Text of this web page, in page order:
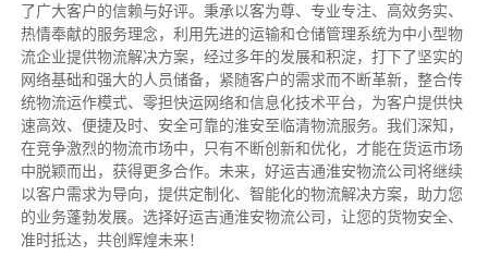
了广大客户的信赖与好评。 秉承以客为尊、专业专注、高效务实、
热情奉献的服务理念，利用先进的运输和仓储管理系统为中小型物
流企业提供物流解决方案，经过多年的发展和积淀，打下了坚实的
网络基础和强大的人员储备，紧随客户的需求而不断革新，整合传
统物流运作模式、零担快运网络和信息化技术平台，为客户提供快
速高效、便捷及时、安全可靠的淮安至临清物流服务。 我们深知，
在竞争激烈的物流市场中，只有不断创新和优化，才能在货运市场
中脱颖而出，获得更多合作。 未来，好运吉通淮安物流公司将继续
以客户需求为导向，提供定制化、智能化的物流解决方案，助力您
的业务蓬勃发展。选择好运吉通淮安物流公司，让您的货物安全、
准时抵达，共创辉煌未来！